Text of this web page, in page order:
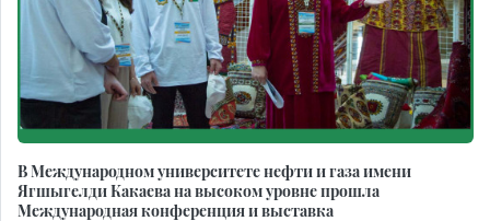
В Международном университете нефти и газа имени
Ягшыгелди Какаева на высоком уровне прошла
Международная конференция и выставка